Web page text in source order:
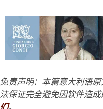
免责声明：本篇意大利语
法保证完全避免因软件造成